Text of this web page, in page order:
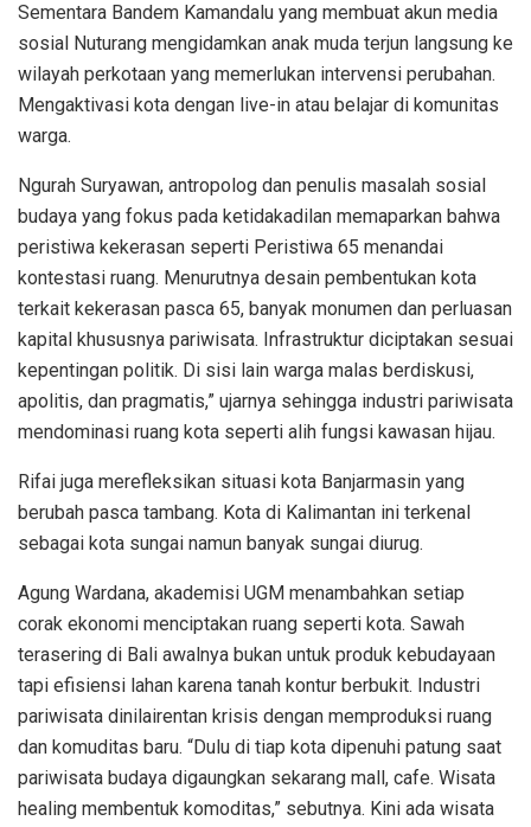
Sementara Bandem Kamandalu yang membuat akun media
sosial Nuturang mengidamkan anak muda terjun langsung ke
wilayah perkotaan yang memerlukan intervensi perubahan.
Mengaktivasi kota dengan live-in atau belajar di komunitas
warga.
Ngurah Suryawan, antropolog dan penulis masalah sosial
budaya yang fokus pada ketidakadilan memaparkan bahwa
peristiwa kekerasan seperti Peristiwa 65 menandai
kontestasi ruang. Menurutnya desain pembentukan kota
terkait kekerasan pasca 65, banyak monumen dan perluasan
kapital khususnya pariwisata. Infrastruktur diciptakan sesuai
kepentingan politik. Di sisi lain warga malas berdiskusi,
apolitis, dan pragmatis,” ujarnya sehingga industri pariwisata
mendominasi ruang kota seperti alih fungsi kawasan hijau.
Rifai juga merefleksikan situasi kota Banjarmasin yang
berubah pasca tambang. Kota di Kalimantan ini terkenal
sebagai kota sungai namun banyak sungai diurug.
Agung Wardana, akademisi UGM menambahkan setiap
corak ekonomi menciptakan ruang seperti kota. Sawah
terasering di Bali awalnya bukan untuk produk kebudayaan
tapi efisiensi lahan karena tanah kontur berbukit. Industri
pariwisata dinilairentan krisis dengan memproduksi ruang
dan komuditas baru. “Dulu di tiap kota dipenuhi patung saat
pariwisata budaya digaungkan sekarang mall, cafe. Wisata
healing membentuk komoditas,” sebutnya. Kini ada wisata